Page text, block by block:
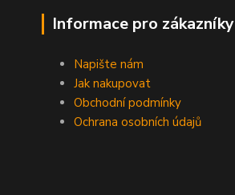
Informace pro zákazníky
Napište nám
Jak nakupovat
Obchodní podmínky
Ochrana osobních údajů